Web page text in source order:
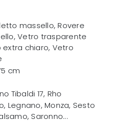
massello, Rovere
Vetro trasparente
extra chiaro, Vetro
cm
Tibaldi 17, Rho
Legnano, Monza, Sesto
Saronno...